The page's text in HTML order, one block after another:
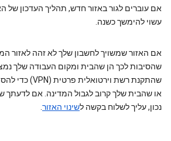
אם עוברים לגור באזור חדש, תהליך העדכון של
עשוי להימשך כשנה.
אם האזור שמשויך לחשבון שלך לא זהה לאזור
שהסיבות לכך הן שהבית ומקום העבודה שלך
או שהבית שלך קרוב לגבול המדינה. אם לדעתך
נכון, עליך לשלוח בקשה לשינוי האזור